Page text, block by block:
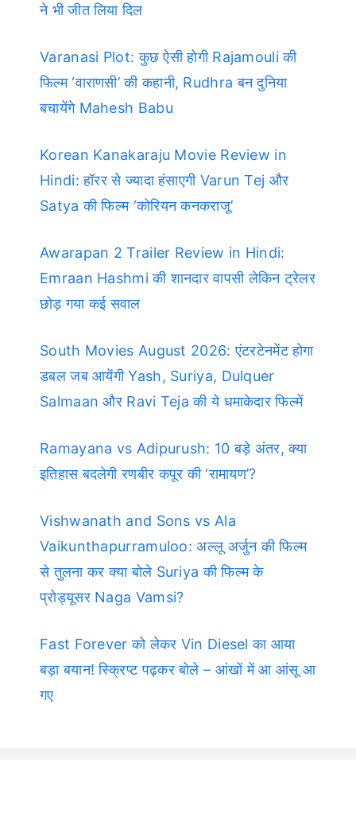
ने भी जीत लिया दिल
Varanasi Plot: कुछ ऐसी होगी Rajamouli की
फिल्म ‘वाराणसी’ की कहानी, Rudhra बन दुनिया
बचायेंगे Mahesh Babu
Korean Kanakaraju Movie Review in
Hindi: हॉरर से ज्यादा हंसाएगी Varun Tej और
Satya की फिल्म ‘कोरियन कनकराजू’
Awarapan 2 Trailer Review in Hindi:
Emraan Hashmi की शानदार वापसी लेकिन ट्रेलर
छोड़ गया कई सवाल
South Movies August 2026: एंटरटेनमेंट होगा
डबल जब आयेंगी Yash, Suriya, Dulquer
Salmaan और Ravi Teja की ये धमाकेदार फिल्में
Ramayana vs Adipurush: 10 बड़े अंतर, क्या
इतिहास बदलेगी रणबीर कपूर की ‘रामायण’?
Vishwanath and Sons vs Ala
Vaikunthapurramuloo: अल्लू अर्जुन की फिल्म
से तुलना कर क्या बोले Suriya की फिल्म के
प्रोड्यूसर Naga Vamsi?
Fast Forever को लेकर Vin Diesel का आया
बड़ा बयान! स्क्रिप्ट पढ़कर बोले – आंखों में आ आंसू आ
गए